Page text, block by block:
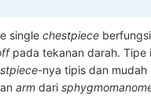
single chestpiece
pada tekanan darah. Tipe
-nya tipis dan
arm dari